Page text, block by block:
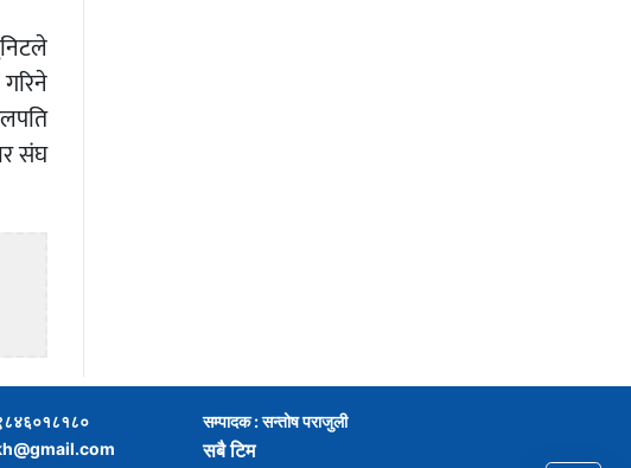
संघ
सम्पादक : सन्तोष पराजुली
सबै टिम